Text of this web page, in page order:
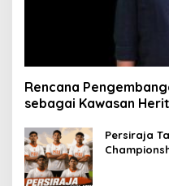
Rencana
sebagai Kawasan
Persiraja